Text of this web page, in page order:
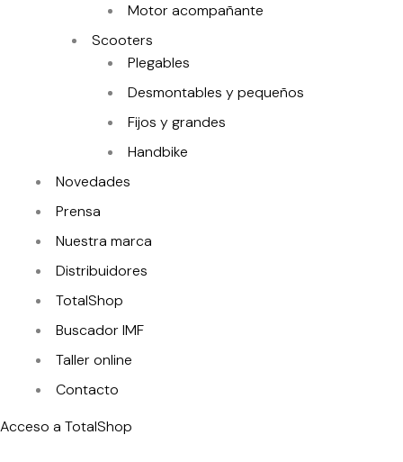
Motor acompañante
Scooters
Plegables
Desmontables y pequeños
Fijos y grandes
Handbike
Novedades
Prensa
Nuestra marca
Distribuidores
TotalShop
Buscador IMF
Taller online
Contacto
Acceso a TotalShop